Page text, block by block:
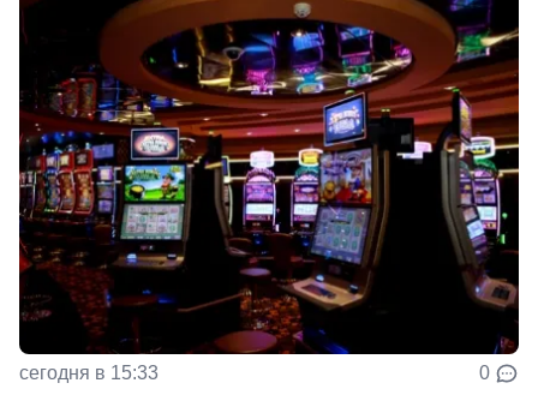
сегодня в 15:33 0